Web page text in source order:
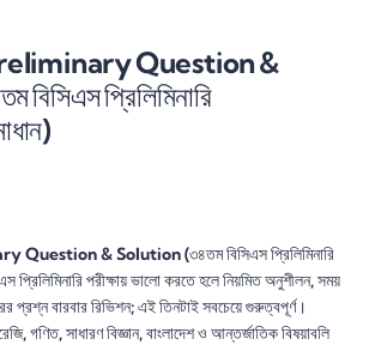
Question &
প্রিলিমিনারি
& Solution (৩৪তম বিসিএস প্রিলিমিনারি
প্রিলিমিনারি পরীক্ষায় ভালো করতে হলে নিয়মিত অনুশীলন, সময়
প্রশ্ন বারবার রিভিশন; এই তিনটাই সবচেয়ে গুরুত্বপূর্ণ।
গণিত, সাধারণ বিজ্ঞান, বাংলাদেশ ও আন্তর্জাতিক বিষয়াবলি